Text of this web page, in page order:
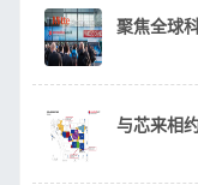
聚焦全球
与芯来相